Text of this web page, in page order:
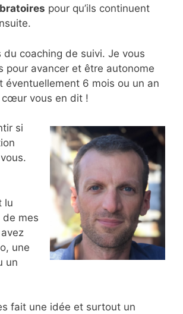
pour qu’ils continuent
du coaching de suivi. Je vous
pour avancer et être autonome
éventuellement 6 mois ou un an
cœur vous en dit !
si
lu
de mes
une
un
fait une idée et surtout un